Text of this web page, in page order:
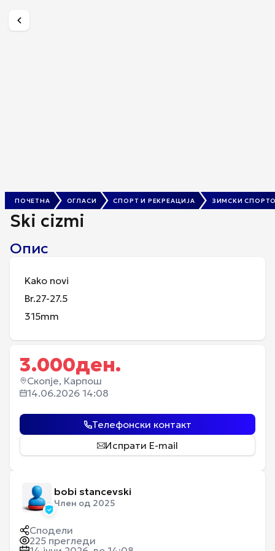
ПОЧЕТНА ОГЛАСИ СПОРТ И РЕКРЕАЦИЈА ЗИМСКИ
Ski cizmi
Опис
Kako novi
Br.27-27.5
315mm
3.000ден.
Скопје, Карпош
14.06.2026 14:08
Телефонски контакт
Испрати E-mail
bobi stancevski
Член од 2025
Сподели
225 прегледи